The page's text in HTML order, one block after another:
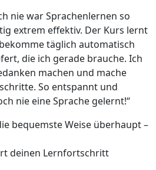
nie war Sprachenlernen so
extrem effektiv. Der Kurs lernt
täglich automatisch
die ich gerade brauche. Ich
machen und mache
So entspannt und
nie eine Sprache gelernt!“
bequemste Weise überhaupt –
deinen Lernfortschritt